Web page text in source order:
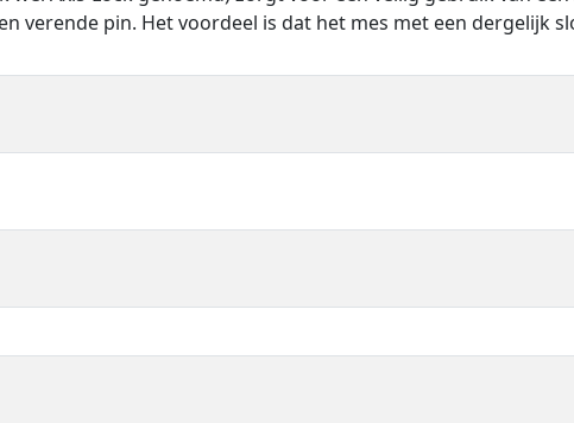
verende pin. Het voordeel is dat het mes met een dergelijk